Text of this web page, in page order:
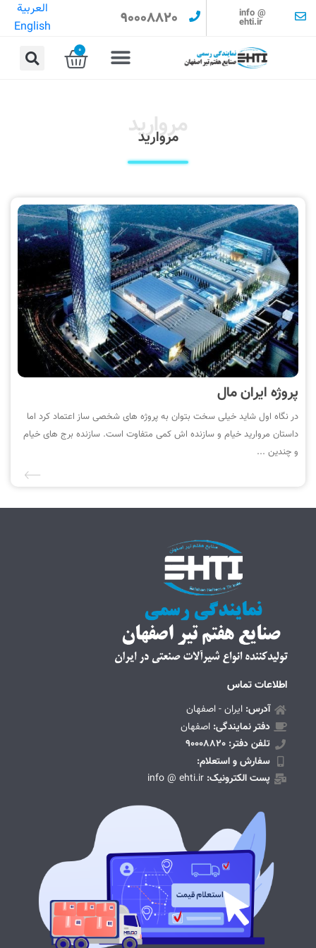
info @
ehti.ir
90008820
العربية
English
0
مروارید
مروارید
پروژه ایران مال
در نگاه اول شاید خیلی سخت بتوان به پروژه های شخصی ساز اعتماد کرد اما
داستان مروارید خیام و سازنده اش کمی متفاوت است. سازنده برج های خیام
و چندین ...
اطلاعات تماس
آدرس:ایران - اصفهان
دفتر نمایندگی: اصفهان
تلفن دفتر: 90008820
سفارش و استعلام:
پست الکترونیک: info @ ehti.ir